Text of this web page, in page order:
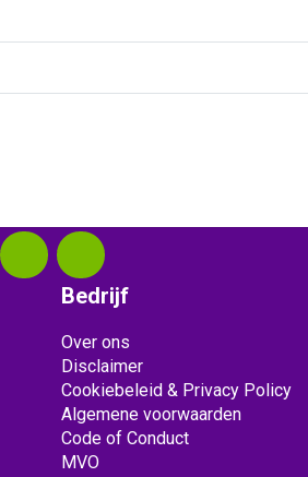
Bedrijf
Over ons
Disclaimer
Cookiebeleid & Privacy Policy
Algemene voorwaarden
Code of Conduct
MVO